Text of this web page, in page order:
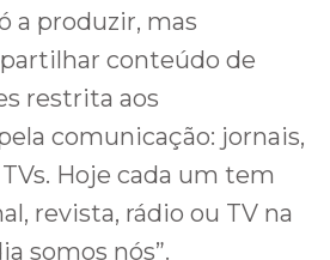
a produzir, mas
conteúdo de
restrita aos
comunicação: jornais,
Hoje cada um tem
revista, rádio ou TV na
somos nós”.